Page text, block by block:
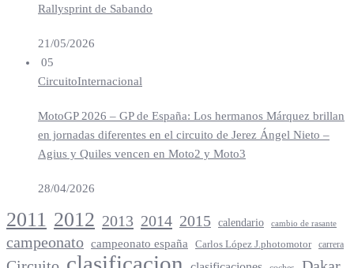
Rallysprint de Sabando
21/05/2026
05
CircuitoInternacional
MotoGP 2026 – GP de España: Los hermanos Márquez brillan
en jornadas diferentes en el circuito de Jerez Ángel Nieto –
Agius y Quiles vencen en Moto2 y Moto3
28/04/2026
2011 2012 2013 2014 2015 calendario cambio de rasante
campeonato campeonato españa Carlos López J.photomotor carrera